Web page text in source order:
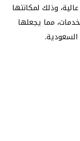
وذلك لمكانتها
مما يجعلها
السعودية.